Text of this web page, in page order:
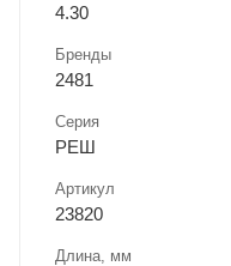
4.30
Бренды
2481
Серия
РЕШ
Артикул
23820
Длина, мм